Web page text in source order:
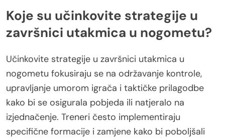
Koje su učinkovite strategije u
završnici utakmica u nogometu?
Učinkovite strategije u završnici utakmica u
nogometu fokusiraju se na održavanje kontrole,
upravljanje umorom igrača i taktičke prilagodbe
kako bi se osigurala pobjeda ili natjeralo na
izjednačenje. Treneri često implementiraju
specifične formacije i zamjene kako bi poboljšali